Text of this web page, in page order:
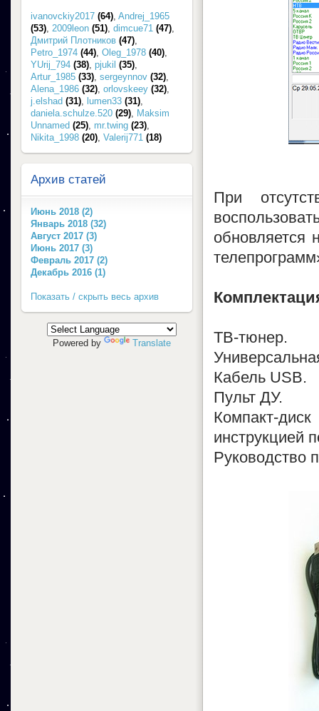
При
обновляется
ТВ-тюнер.
Кабель USB.
Пульт ДУ.
Компакт-
инструкцией
Руководство
ivanovckiy2017 (64), Andrej_1965
(53), 2009leon (51), dimcue71 (47),
Дмитрий Плотников (47),
Petro_1974 (44), Oleg_1978 (40),
YUrij_794 (38), pjukil (35),
Artur_1985 (33), sergeynnov (32),
Alena_1986 (32), orlovskeey (32),
j.elshad (31), lumen33 (31),
daniela.schulze.520 (29), Maksim
Unnamed (25), mr.twing (23),
Nikita_1998 (20), Valerij771 (18)
Архив статей
Июнь 2018 (2)
Январь 2018 (32)
Август 2017 (3)
Июнь 2017 (3)
Февраль 2017 (2)
Декабрь 2016 (1)
Показать / скрыть весь архив
Powered by Translate